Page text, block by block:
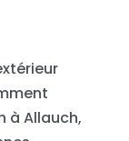
à Allauch,